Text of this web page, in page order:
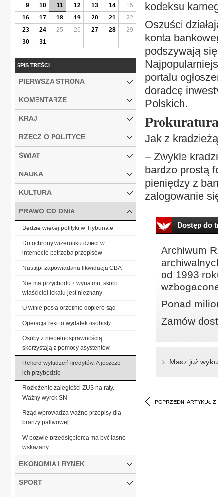
kodeksu
Oszuści
konta
podszywają
portalu
doradcę
Polskich.
Jak z
– Zwykle
bardzo prostą
pieniędzy z
zalogowanie
Dostęp do
Archiwum
od 1993
Ponad
Zamów
Masz już
POPRZEDNI ARTYKUŁ Z
9
10 11 12 13 14
15
16
17 18 19 20 21
22
23
24 25 26 27 28
29
30
31
SPIS TREŚCI
PIERWSZA STRONA
KOMENTARZE
KRAJ
RZECZ O POLITYCE
ŚWIAT
NAUKA
KULTURA
PRAWO CO DNIA
Będzie więcej polityki w Trybunale
Do ochrony wizerunku dzieci w
internecie potrzeba przepisów
Nastąpi zapowiadana likwidacja CBA
Nie ma przychodu z wynajmu, skoro
właściciel lokalu jest nieznany
O winie posła orzeknie dopiero sąd
Operacja ręki to wydatek osobisty
Osoby z niepełnosprawnością
skorzystają z pomocy asystentów
Rekord wyłudzeń kredytów. A jeszcze
ich przybędzie
Rozłożenie zaległości ZUS na raty.
Ważny wyrok SN
Rząd wprowadza ważne przepisy dla
branży paliwowej
W pozwie przedsiębiorca ma być jasno
wskazany
EKONOMIA I RYNEK
SPORT